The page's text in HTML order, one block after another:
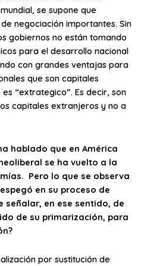
se supone que
negociación importantes. Sin
gobiernos no están tomando
para el desarrollo nacional
con grandes ventajas para
que son capitales
“extrategico”. Es decir, son
capitales extranjeros y no a
hablado que en América
se ha vuelto a la
Pero lo que se observa
en su proceso de
señalar, en ese sentido, de
de su primarización, para
por sustitución de